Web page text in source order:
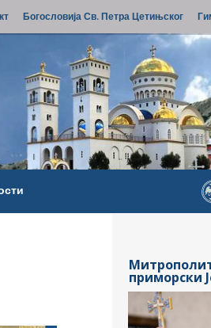
Богословија Св. Петра Цетињског
приморски